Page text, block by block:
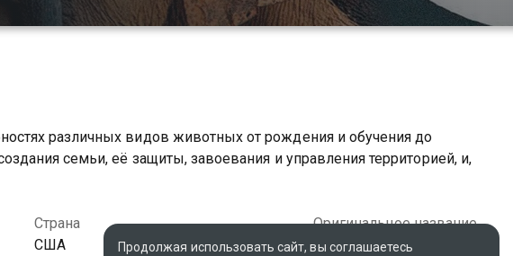
различных видов животных от рождения и обучения до
семьи, её защиты, завоевания и управления территорией, и,
Страна
США
Оригинальное название
The Life Cycles
Продолжая использовать сайт, вы соглашаетесь